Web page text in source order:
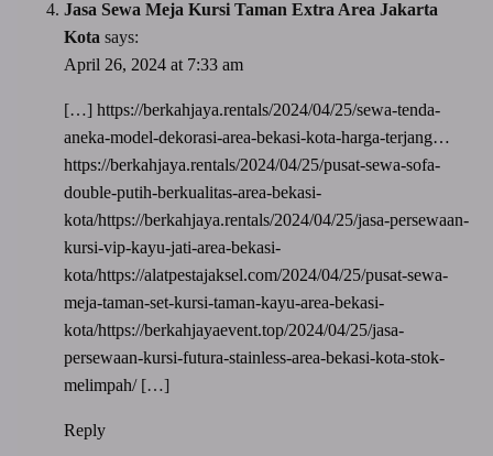
Jasa Sewa Meja Kursi Taman Extra Area Jakarta
Kota says:
April 26, 2024 at 7:33 am
[…] https://berkahjaya.rentals/2024/04/25/sewa-tenda-
aneka-model-dekorasi-area-bekasi-kota-harga-terjang…
https://berkahjaya.rentals/2024/04/25/pusat-sewa-sofa-
double-putih-berkualitas-area-bekasi-
kota/https://berkahjaya.rentals/2024/04/25/jasa-persewaan-
kursi-vip-kayu-jati-area-bekasi-
kota/https://alatpestajaksel.com/2024/04/25/pusat-sewa-
meja-taman-set-kursi-taman-kayu-area-bekasi-
kota/https://berkahjayaevent.top/2024/04/25/jasa-
persewaan-kursi-futura-stainless-area-bekasi-kota-stok-
melimpah/[…]
Reply